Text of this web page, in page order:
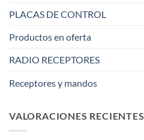
PLACAS DE CONTROL
Productos en oferta
RADIO RECEPTORES
Receptores y mandos
VALORACIONES RECIENTES